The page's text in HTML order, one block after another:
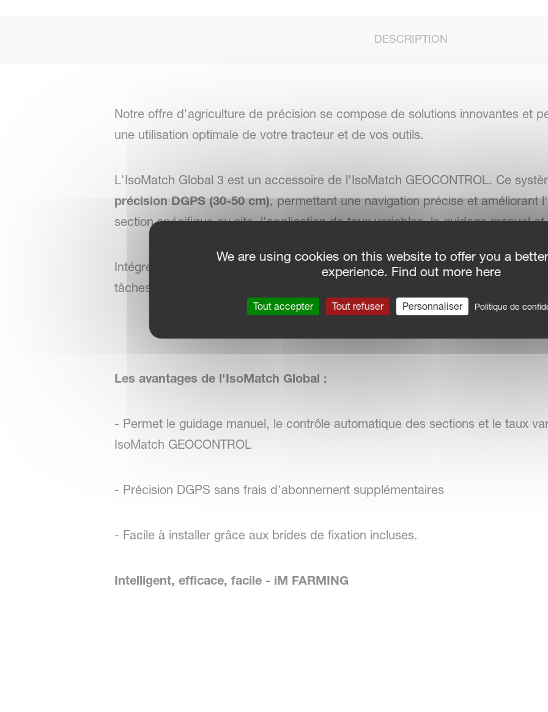
DESCRIPTION
Notre offre d'agriculture de précision se compose de solutions innovantes et
une utilisation optimale de votre tracteur et de vos outils.
L'IsoMatch Global 3 est un accessoire de l'IsoMatch GEOCONTROL. Ce
précision DGPS (30-50 cm), permettant une navigation précise et améliorant
section spécifique au site, l'application de taux variables, le guidage manuel
Intégré à l'IsoMatch GEOCONTROL, l'IsoMatch Global 3 garantit une
tâches agricoles.
Les avantages de l'IsoMatch Global :
- Permet le guidage manuel, le contrôle automatique des sections et le taux
IsoMatch GEOCONTROL
- Précision DGPS sans frais d'abonnement supplémentaires
- Facile à installer grâce aux brides de fixation incluses.
Intelligent, efficace, facile - iM FARMING
We are using cookies on this website to offer you a
experience. Find out more here
Tout accepter Tout refuser Personnaliser Politique de